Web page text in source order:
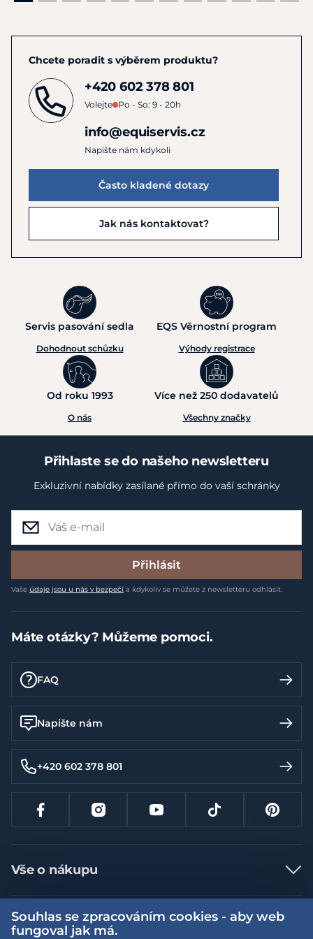
mg
Vitamin B 200 mg Mangan
Vitamin B 500 mcg Jód
Kyselina
300 mg Kobalt
Pantothenat
Chcete poradit s výběrem produktu?
+420 602 378 801
Volejte Po - So: 9 - 20h
info@equiservis.cz
Napište nám kdykoli
Často kladené dotazy
Jak nás kontaktovat?
Servis pasování sedla
Dohodnout schůzku
EQS Věrnostní program
Výhody registrace
Od roku 1993
O nás
Více než 250 dodavatelů
Všechny značky
Přihlaste se do našeho newsletteru
Exkluzivní nabídky zasílané přímo do vaší schránky
Přihlásit
Vaše údaje jsou u nás v bezpečí a kdykoliv se můžete z newsletteru odhlásit.
Máte otázky? Můžeme pomoci.
FAQ
Napište nám
+420 602 378 801
Vše o nákupu
Jak nakupovat
Nejčastější dotazy
Více informací
Souhlas se zpracováním cookies - aby web
fungoval jak má.